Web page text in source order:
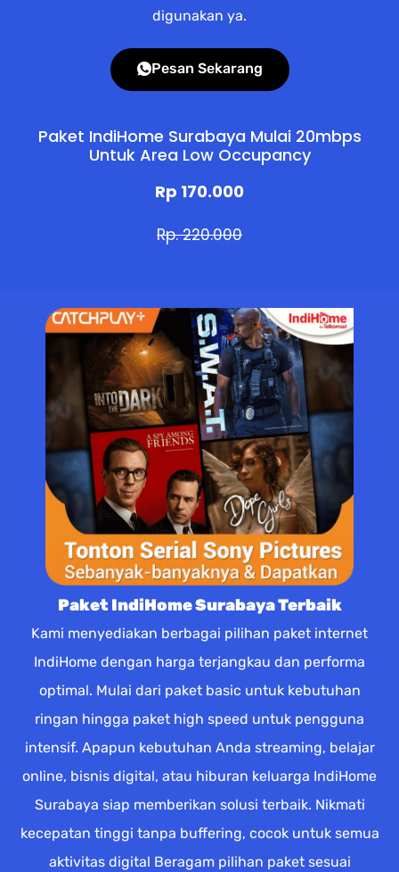
digunakan ya.
Pesan Sekarang
Paket IndiHome Surabaya Mulai 20mbps
Untuk Area Low Occupancy
Rp 170.000
Rp. 220.000
Paket IndiHome Surabaya Terbaik
Kami menyediakan berbagai pilihan paket internet
IndiHome dengan harga terjangkau dan performa
optimal. Mulai dari paket basic untuk kebutuhan
ringan hingga paket high speed untuk pengguna
intensif. Apapun kebutuhan Anda streaming, belajar
online, bisnis digital, atau hiburan keluarga IndiHome
Surabaya siap memberikan solusi terbaik. Nikmati
kecepatan tinggi tanpa buffering, cocok untuk semua
aktivitas digital Beragam pilihan paket sesuai